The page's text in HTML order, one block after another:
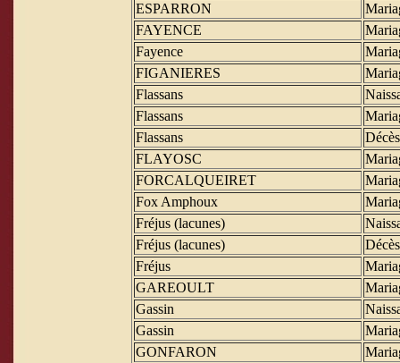
ESPARRON
FAYENCE
Fayence
FIGANIERES
Flassans
Flassans
Flassans
Décès
FLAYOSC
FORCALQUEIRET
Fox Amphoux
Fréjus (lacunes)
Fréjus (lacunes)
Décès
Fréjus
GAREOULT
Gassin
Gassin
GONFARON